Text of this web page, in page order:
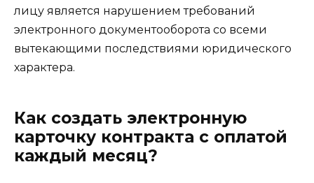
лицу является нарушением требований
электронного документооборота со всеми
вытекающими последствиями юридического
характера.
Как создать электронную
карточку контракта с оплатой
каждый месяц?